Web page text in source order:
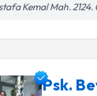
Kemal Mah. 2124.
Psk.